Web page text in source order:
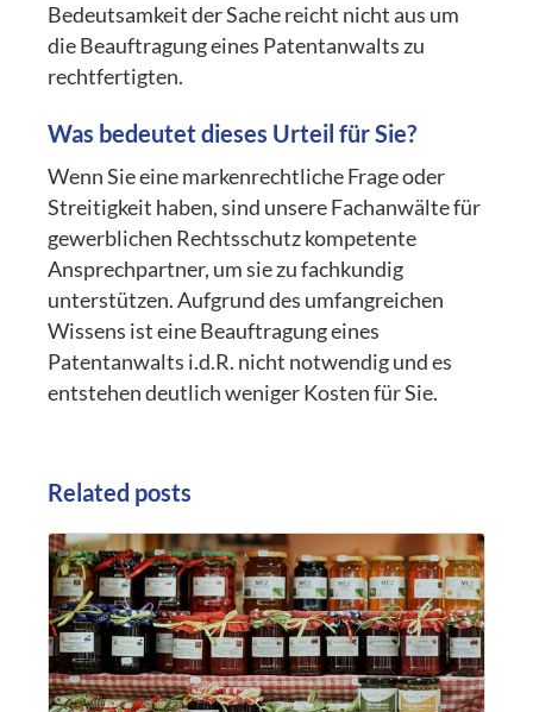
Bedeutsamkeit der Sache reicht nicht aus um
die Beauftragung eines Patentanwalts zu
rechtfertigten.
Was bedeutet dieses Urteil für Sie?
Wenn Sie eine markenrechtliche Frage oder
Streitigkeit haben, sind unsere Fachanwälte für
gewerblichen Rechtsschutz kompetente
Ansprechpartner, um sie zu fachkundig
unterstützen. Aufgrund des umfangreichen
Wissens ist eine Beauftragung eines
Patentanwalts i.d.R. nicht notwendig und es
entstehen deutlich weniger Kosten für Sie.
Related posts